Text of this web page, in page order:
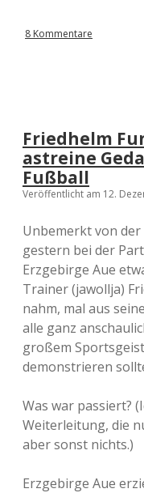
8 Kommentare
Friedhelm
astreine
Fußball
Veröffentlicht am 12.
Unbemerkt von
gestern bei der
Erzgebirge Aue
Trainer (jawollja)
nahm, mal aus
alle ganz
großem
demonstrieren
Was war passiert?
Weiterleitung, die
aber sonst nichts.)
Erzgebirge Aue